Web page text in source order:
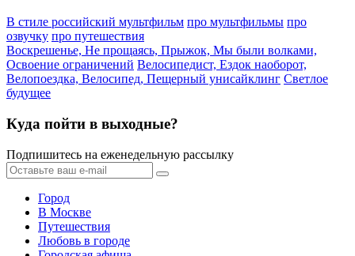
В стиле российский мультфильм про мультфильмы про
озвучку про путешествия
Воскрешенье, Не прощаясь, Прыжок, Мы были волками,
Освоение ограничений Велосипедист, Ездок наоборот,
Велопоездка, Велосипед, Пещерный унисайклинг Светлое
будущее
Куда пойти в выходные?
Подпишитесь на еженедельную рассылку
Город
В Москве
Путешествия
Любовь в городе